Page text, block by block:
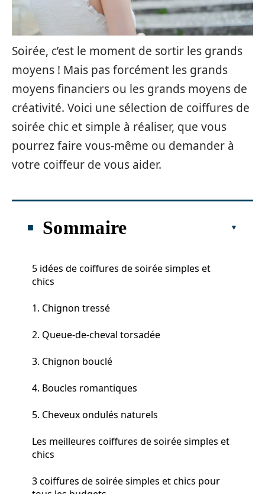
Soirée, c’est le moment de sortir les grands
moyens ! Mais pas forcément les grands
moyens financiers ou les grands moyens de
créativité. Voici une sélection de coiffures de
soirée chic et simple à réaliser, que vous
pourrez faire vous-même ou demander à
votre coiffeur de vous aider.
Sommaire
5 idées de coiffures de soirée simples et
chics
1. Chignon tressé
2. Queue-de-cheval torsadée
3. Chignon bouclé
4. Boucles romantiques
5. Cheveux ondulés naturels
Les meilleures coiffures de soirée simples et
chics
3 coiffures de soirée simples et chics pour